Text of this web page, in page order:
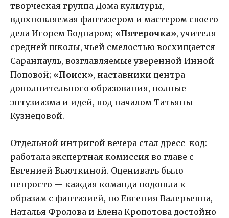
творческая группа Дома культуры,
вдохновляемая фантазером и мастером своего
дела Игорем Боднаром; «Пятерочка», учителя
средней школы, чьей смелостью восхищается
Саранпауль, возглавляемые уверенной Инной
Поповой; «Поиск», наставники центра
дополнительного образования, полные
энтузиазма и идей, под началом Татьяны
Кузнецовой.
Отдельной интригой вечера стал дресс-код:
работала экспертная комиссия во главе с
Евгенией Вьюткиной. Оценивать было
непросто — каждая команда подошла к
образам с фантазией, но Евгения Валерьевна,
Наталья Фролова и Елена Кропотова достойно